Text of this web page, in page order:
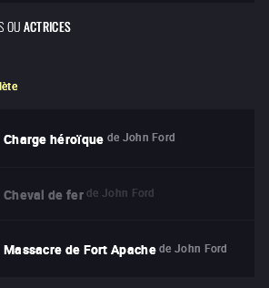
OUACTRICES
Charge héroïque de John Ford
Cheval de fer de John Ford
Massacre de Fort Apache de John Ford